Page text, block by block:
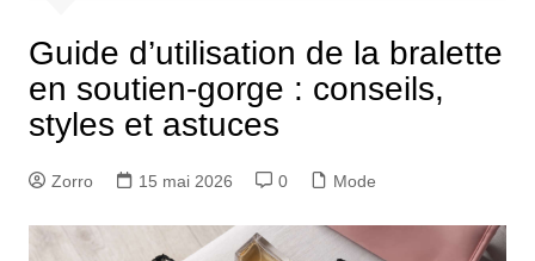
Guide d’utilisation de la bralette
en soutien-gorge : conseils,
styles et astuces
Zorro 15 mai 2026 0 Mode